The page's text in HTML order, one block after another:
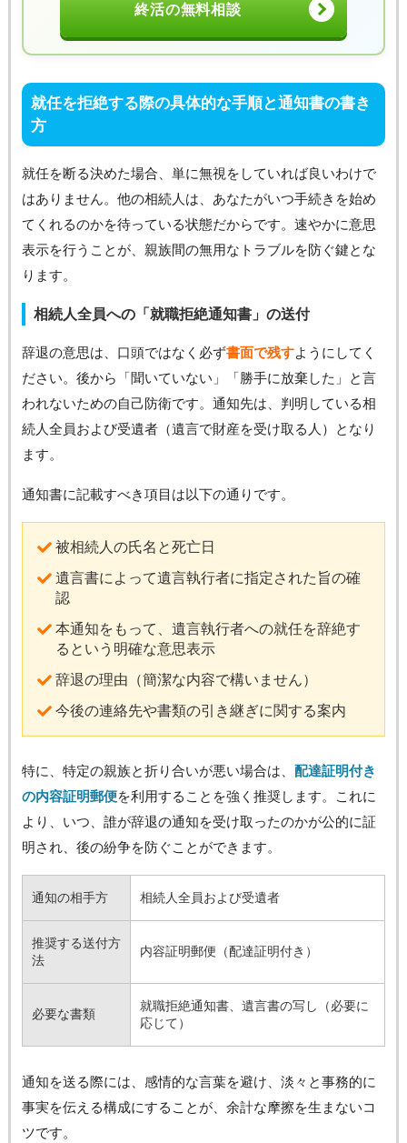
終活の無料相談
就任を拒絶する際の具体的な手順と通知書の書き
方
就任を断る決めた場合、単に無視をしていれば良いわけで
はありません。他の相続人は、あなたがいつ手続きを始め
てくれるのかを待っている状態だからです。速やかに意思
表示を行うことが、親族間の無用なトラブルを防ぐ鍵とな
ります。
相続人全員への「就職拒絶通知書」の送付
辞退の意思は、口頭ではなく必ず書面で残すようにしてく
ださい。後から「聞いていない」「勝手に放棄した」と言
われないための自己防衛です。通知先は、判明している相
続人全員および受遺者（遺言で財産を受け取る人）となり
ます。
通知書に記載すべき項目は以下の通りです。
被相続人の氏名と死亡日
遺言書によって遺言執行者に指定された旨の確
認
本通知をもって、遺言執行者への就任を辞絶す
るという明確な意思表示
辞退の理由（簡潔な内容で構いません）
今後の連絡先や書類の引き継ぎに関する案内
特に、特定の親族と折り合いが悪い場合は、 配達証明付き
の内容証明郵便を利用することを強く推奨します。これに
より、いつ、誰が辞退の通知を受け取ったのかが公的に証
明され、後の紛争を防ぐことができます。
通知の相手方 相続人全員および受遺者
推奨する送付方
法
内容証明郵便（配達証明付き）
必要な書類
就職拒絶通知書、遺言書の写し（必要に
応じて）
通知を送る際には、感情的な言葉を避け、淡々と事務的に
事実を伝える構成にすることが、余計な摩擦を生まないコ
ツです。